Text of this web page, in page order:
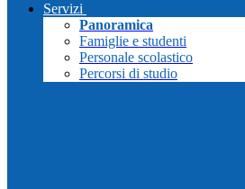
Servizi
Panoramica
Famiglie e studenti
Personale scolastico
Percorsi di studio